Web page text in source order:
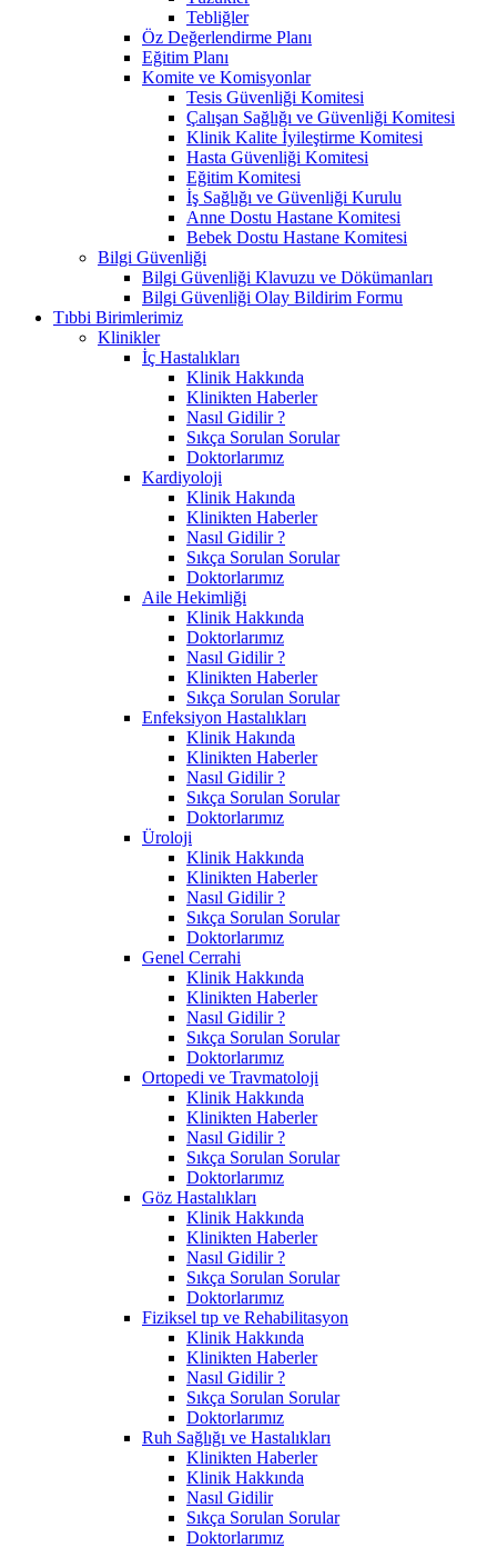
Tebliğler
Öz Değerlendirme Planı
Eğitim Planı
Komite ve Komisyonlar
Tesis Güvenliği Komitesi
Çalışan Sağlığı ve Güvenliği Komitesi
Klinik Kalite İyileştirme Komitesi
Hasta Güvenliği Komitesi
Eğitim Komitesi
İş Sağlığı ve Güvenliği Kurulu
Anne Dostu Hastane Komitesi
Bebek Dostu Hastane Komitesi
Bilgi Güvenliği
Bilgi Güvenliği Klavuzu ve Dökümanları
Bilgi Güvenliği Olay Bildirim Formu
Tıbbi Birimlerimiz
Klinikler
İç Hastalıkları
Klinik Hakkında
Klinikten Haberler
Nasıl Gidilir ?
Sıkça Sorulan Sorular
Doktorlarımız
Kardiyoloji
Klinik Hakında
Klinikten Haberler
Nasıl Gidilir ?
Sıkça Sorulan Sorular
Doktorlarımız
Aile Hekimliği
Klinik Hakkında
Doktorlarımız
Nasıl Gidilir ?
Klinikten Haberler
Sıkça Sorulan Sorular
Enfeksiyon Hastalıkları
Klinik Hakında
Klinikten Haberler
Nasıl Gidilir ?
Sıkça Sorulan Sorular
Doktorlarımız
Üroloji
Klinik Hakkında
Klinikten Haberler
Nasıl Gidilir ?
Sıkça Sorulan Sorular
Doktorlarımız
Genel Cerrahi
Klinik Hakkında
Klinikten Haberler
Nasıl Gidilir ?
Sıkça Sorulan Sorular
Doktorlarımız
Ortopedi ve Travmatoloji
Klinik Hakkında
Klinikten Haberler
Nasıl Gidilir ?
Sıkça Sorulan Sorular
Doktorlarımız
Göz Hastalıkları
Klinik Hakkında
Klinikten Haberler
Nasıl Gidilir ?
Sıkça Sorulan Sorular
Doktorlarımız
Fiziksel tıp ve Rehabilitasyon
Klinik Hakkında
Klinikten Haberler
Nasıl Gidilir ?
Sıkça Sorulan Sorular
Doktorlarımız
Ruh Sağlığı ve Hastalıkları
Klinikten Haberler
Klinik Hakkında
Nasıl Gidilir
Sıkça Sorulan Sorular
Doktorlarımız